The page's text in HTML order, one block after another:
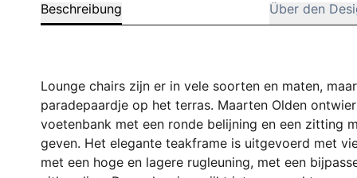
Beschreibung Über den
Lounge chairs zijn er in vele soorten en maten,
paradepaardje op het terras. Maarten Olden
voetenbank met een ronde belijning en een zitting
geven. Het elegante teakframe is uitgevoerd met
met een hoge en lagere rugleuning, met een